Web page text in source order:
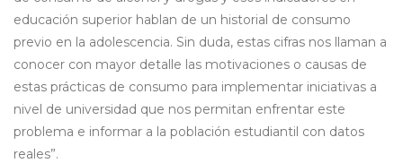
educación superior hablan de un historial de consumo
previo en la adolescencia. Sin duda, estas cifras nos llaman a
conocer con mayor detalle las motivaciones o causas de
estas prácticas de consumo para implementar iniciativas a
nivel de universidad que nos permitan enfrentar este
problema e informar a la población estudiantil con datos
reales”.